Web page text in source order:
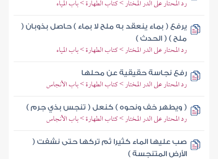
رد المحتار على الدر المختار > كتاب الطهارة > باب المياه
يرفع ( بماء ينعقد به ملح لا بماء ) حاصل بذوبان (
ملح ) ( الحدث )
رد المحتار على الدر المختار > كتاب الطهارة > باب المياه
رفع نجاسة حقيقية عن محلها
رد المحتار على الدر المختار > كتاب الطهارة > باب الأنجاس
( ويطهر خف ونحوه ) كنعل ( تنجس بذي جرم )
رد المحتار على الدر المختار > كتاب الطهارة > باب الأنجاس
صب عليها الماء كثيرا ثم تركها حتى نشفت (
الأرض المتنجسة )